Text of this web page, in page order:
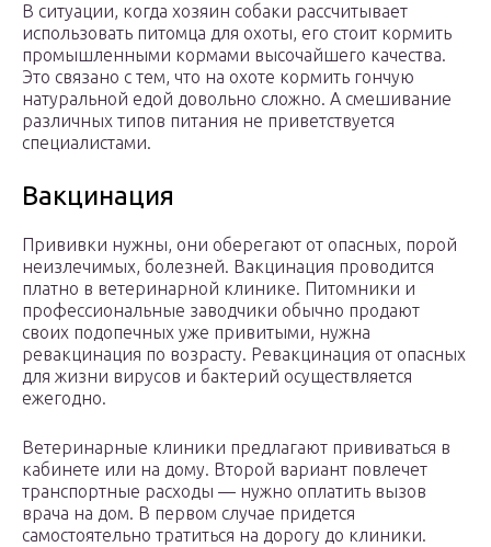
В ситуации, когда хозяин собаки рассчитывает
использовать питомца для охоты, его стоит кормить
промышленными кормами высочайшего качества.
Это связано с тем, что на охоте кормить гончую
натуральной едой довольно сложно. А смешивание
различных типов питания не приветствуется
специалистами.
Вакцинация
Прививки нужны, они оберегают от опасных, порой
неизлечимых, болезней. Вакцинация проводится
платно в ветеринарной клинике. Питомники и
профессиональные заводчики обычно продают
своих подопечных уже привитыми, нужна
ревакцинация по возрасту. Ревакцинация от опасных
для жизни вирусов и бактерий осуществляется
ежегодно.
Ветеринарные клиники предлагают прививаться в
кабинете или на дому. Второй вариант повлечет
транспортные расходы — нужно оплатить вызов
врача на дом. В первом случае придется
самостоятельно тратиться на дорогу до клиники.